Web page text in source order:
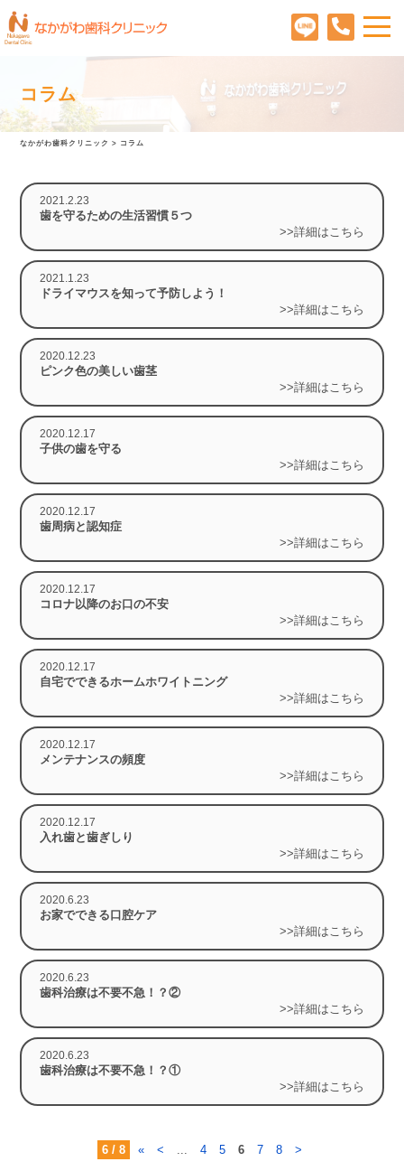
コラム
なかがわ歯科クリニック > コラム
2021.2.23
歯を守るための生活習慣５つ
>>詳細はこちら
2021.1.23
ドライマウスを知って予防しよう！
>>詳細はこちら
2020.12.23
ピンク色の美しい歯茎
>>詳細はこちら
2020.12.17
子供の歯を守る
>>詳細はこちら
2020.12.17
歯周病と認知症
>>詳細はこちら
2020.12.17
コロナ以降のお口の不安
>>詳細はこちら
2020.12.17
自宅でできるホームホワイトニング
>>詳細はこちら
2020.12.17
メンテナンスの頻度
>>詳細はこちら
2020.12.17
入れ歯と歯ぎしり
>>詳細はこちら
2020.6.23
お家でできる口腔ケア
>>詳細はこちら
2020.6.23
歯科治療は不要不急！？②
>>詳細はこちら
2020.6.23
歯科治療は不要不急！？①
>>詳細はこちら
6 / 8 « < ... 4 5 6 7 8 >